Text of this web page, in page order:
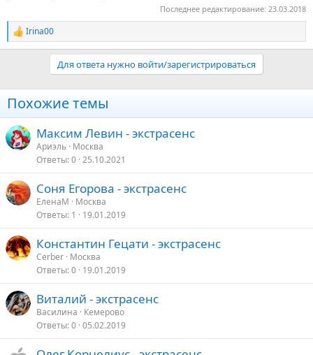
Последнее редактирование: 23.03.2018
Р
е
и
и
Irina00
Для ответа нужно войти/зарегистрироваться
Похожие темы
Максим Левин - экстрасенс
Ариэль Москва
Ответы 0 25.10.2021
Соня Егорова - экстрасенс
ЕленаМ
Москва
Ответы 1 19.01.2019
Константин Гецати - экстрасенс
Cerber Москва
Ответы 0 19.01.2019
Виталий - экстрасенс
Василина
Кемерово
Ответы 0 05.02.2019